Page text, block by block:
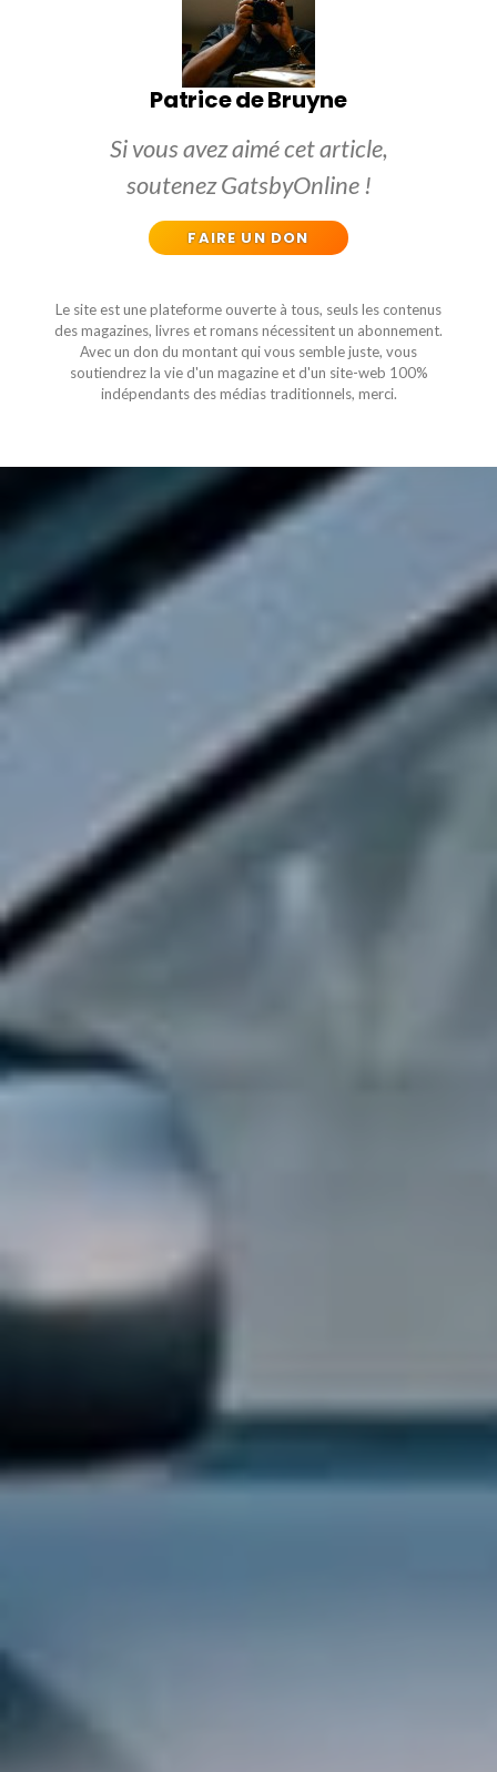
Patrice de Bruyne
Si vous avez aimé cet article,
soutenez GatsbyOnline !
FAIRE UN DON
Le site est une plateforme ouverte à tous, seuls les contenus
des magazines, livres et romans nécessitent un abonnement.
Avec un don du montant qui vous semble juste, vous
soutiendrez la vie d'un magazine et d'un site-web 100%
indépendants des médias traditionnels, merci.